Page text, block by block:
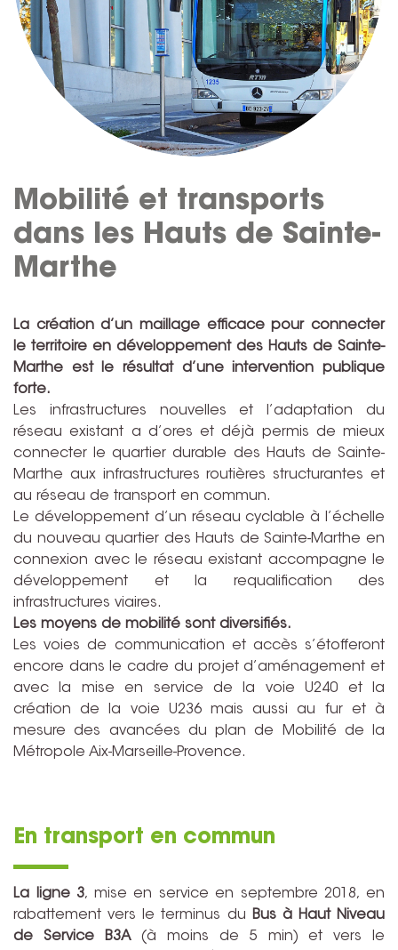
Mobilité et transports
dans les Hauts de Sainte-
Marthe
La création d’un maillage efficace pour connecter
le territoire en développement des Hauts de Sainte-
Marthe est le résultat d’une intervention publique
forte.
Les infrastructures nouvelles et l’adaptation du
réseau existant a d’ores et déjà permis de mieux
connecter le quartier durable des Hauts de Sainte-
Marthe aux infrastructures routières structurantes et
au réseau de transport en commun.
Le développement d’un réseau cyclable à l’échelle
du nouveau quartier des Hauts de Sainte-Marthe en
connexion avec le réseau existant accompagne le
développement et la requalification des
infrastructures viaires.
Les moyens de mobilité sont diversifiés.
Les voies de communication et accès s’étofferont
encore dans le cadre du projet d’aménagement et
avec la mise en service de la voie U240 et la
création de la voie U236 mais aussi au fur et à
mesure des avancées du plan de Mobilité de la
Métropole Aix-Marseille-Provence.
En transport en commun
La ligne 3, mise en service en septembre 2018, en
rabattement vers le terminus du
Bus à Haut Niveau
de Service B3A(à moins de 5 min) et vers le